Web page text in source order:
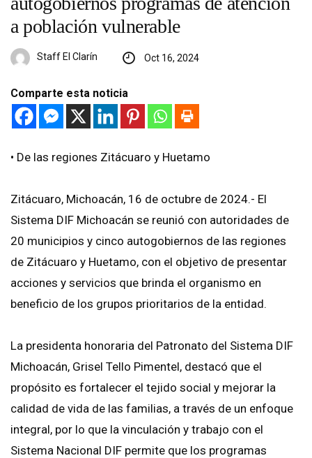
a población vulnerable
Staff El Clarín Oct 16, 2024
Comparte esta noticia
•⁠ ⁠De las regiones Zitácuaro y Huetamo
Zitácuaro, Michoacán, 16 de octubre de 2024.- El
Sistema DIF Michoacán se reunió con autoridades de
20 municipios y cinco autogobiernos de las regiones
de Zitácuaro y Huetamo, con el objetivo de presentar
acciones y servicios que brinda el organismo en
beneficio de los grupos prioritarios de la entidad.
La presidenta honoraria del Patronato del Sistema DIF
Michoacán, Grisel Tello Pimentel, destacó que el
propósito es fortalecer el tejido social y mejorar la
calidad de vida de las familias, a través de un enfoque
integral, por lo que la vinculación y trabajo con el
Sistema Nacional DIF permite que los programas